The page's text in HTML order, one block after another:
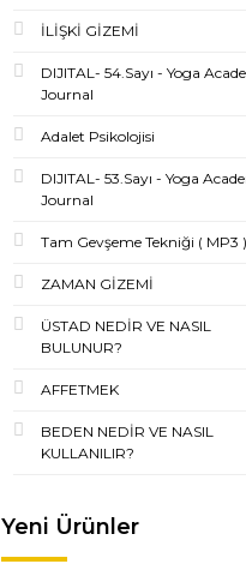
İLİŞKİ GİZEMİ
DIJITAL- 54.Sayı - Yoga
Journal
Adalet Psikolojisi
DIJITAL- 53.Sayı - Yoga
Journal
Tam Gevşeme Tekniği ( MP3 )
ZAMAN GİZEMİ
ÜSTAD NEDİR VE NASIL
BULUNUR?
AFFETMEK
BEDEN NEDİR VE NASIL
KULLANILIR?
Yeni Ürünler